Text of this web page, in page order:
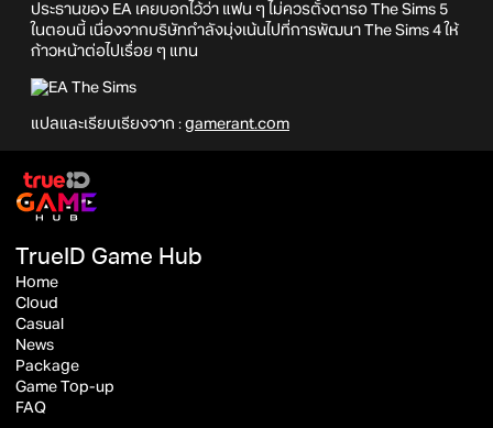
ประธานของ EA เคยบอกไว้ว่า แฟน ๆ ไม่ควรตั้งตารอ The Sims 5
ในตอนนี้ เนื่องจากบริษัทกำลังมุ่งเน้นไปที่การพัฒนา The Sims 4 ให้
ก้าวหน้าต่อไปเรื่อย ๆ แทน
แปลและเรียบเรียงจาก : gamerant.com
TrueID Game Hub
Home
Cloud
Casual
News
Package
Game Top-up
FAQ